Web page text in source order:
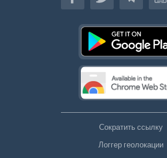
Сократить ссылку
Логгер геолокации